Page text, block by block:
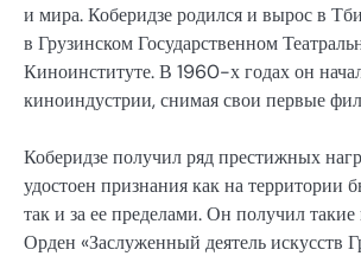
и мира. Коберидзе родился и вырос в
в Грузинском Государственном
Киноинституте. В 1960-х годах он
киноиндустрии, снимая свои первые
Коберидзе получил ряд престижных
удостоен признания как на
так и за ее пределами. Он получил такие
Орден «Заслуженный деятель искусств